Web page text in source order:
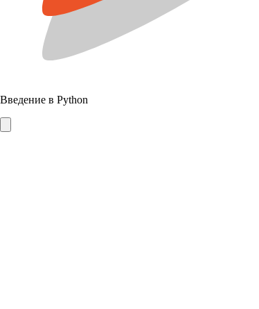
Введение в Python